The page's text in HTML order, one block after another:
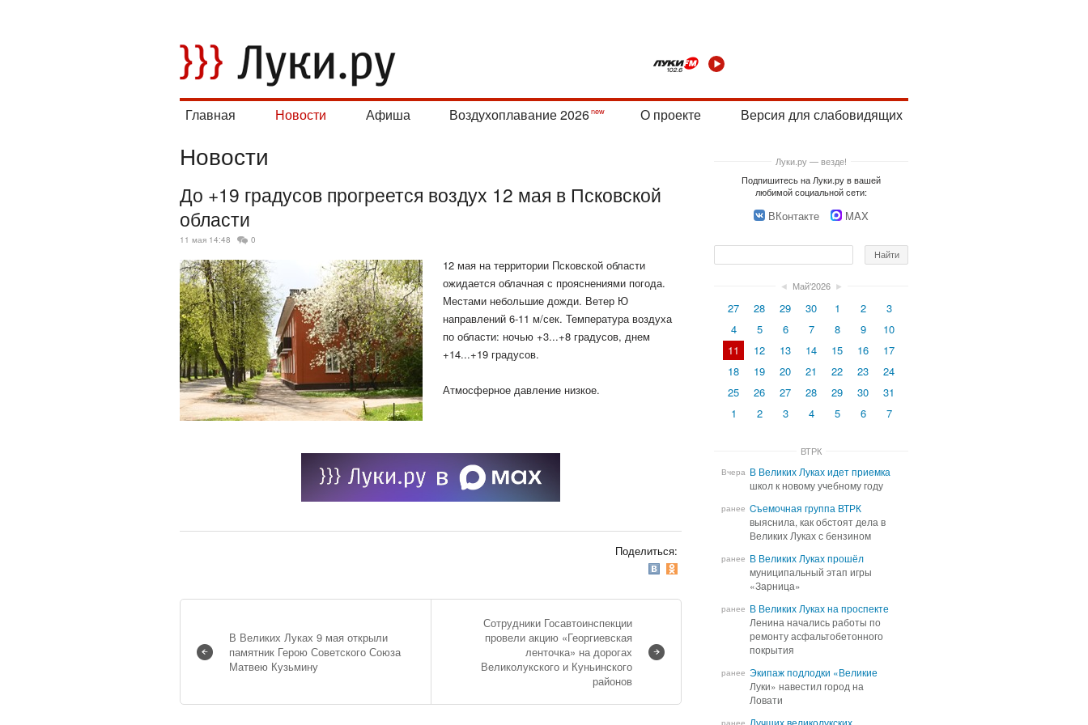
Главная Новости Афиша Воздухоплавание 2026 О проекте Версия для слабовидящих
Новости
До +19 градусов прогреется воздух 12 мая в Псковской
области
11 мая 14:48 0
12 мая на территории Псковской области
ожидается облачная с прояснениями погода.
Местами небольшие дожди. Ветер Ю
направлений 6-11 м/сек. Температура воздуха
по области: ночью +3...+8 градусов, днем
+14...+19 градусов.
Атмосферное давление низкое.
Поделиться:
В Великих Луках 9 мая открыли
памятник Герою Советского Союза
Матвею Кузьмину
Сотрудники Госавтоинспекции
провели акцию «Георгиевская
ленточка» на дорогах
Великолукского и Куньинского
районов
Луки.ру — везде!
Подпишитесь на Луки.ру в вашей
любимой социальной сети:
ВКонтакте MAX
◄ Май'2026 ►
27 28 29 30 1 2
3
4
5 6 7 8 9
10
11
12 13 14 15 16
17
18
19 20 21 22 23
24
25
26 27 28 29 30
31
1
2 3 4 5 6 7
ВТРК
Вчера В Великих Луках идет приемка
школ к новому учебному году
В Великих Луках идет приемка
школ к новому учебному году
ранее Cъемочная группа ВТРК
выяснила, как обстоят дела в
Великих Луках с бензином
Cъемочная группа ВТРК
выяснила, как обстоят дела в
Великих Луках с бензином
ранее В Великих Луках прошёл
муниципальный этап игры
«Зарница»
В Великих Луках прошёл
муниципальный этап игры
«Зарница»
ранее В Великих Луках на проспекте
Ленина начались работы по
ремонту асфальтобетонного
покрытия
В Великих Луках на проспекте
Ленина начались работы по
ремонту асфальтобетонного
покрытия
ранее Экипаж подлодки «Великие
Луки» навестил город на
Ловати
Экипаж подлодки «Великие
Луки» навестил город на
Ловати
ранее Лучших великолукских
Лучших великолукских